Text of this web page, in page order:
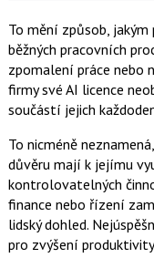
To mění způsob,
běžných pracovních
zpomalení práce nebo
firmy své AI licence
součástí jejich
To nicméně
důvěru mají k jejímu
kontrolovatelných
finance nebo řízení
lidský dohled.
pro zvýšení